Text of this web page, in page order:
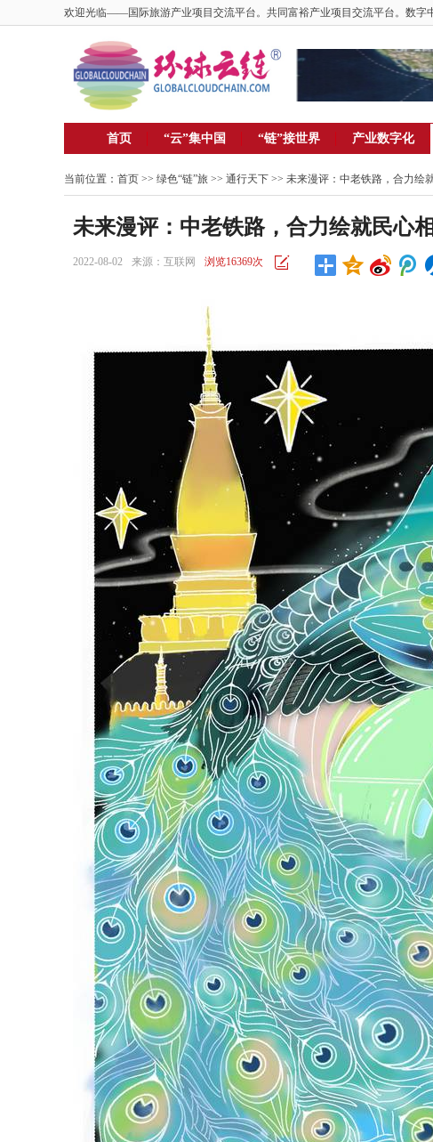
欢迎光临——国际旅游产业项目交流平台。共同富裕产业项目交流平台。数字
首页 “云”集中国 “链”接世界 产业数字化
当前位置： 首页 >> 绿色“链”旅 >> 通行天下 >> 未来漫评：中老铁路，合力绘
未来漫评：中老铁路，合力绘就民心
2022-08-02 来源：互联网 浏览16369次